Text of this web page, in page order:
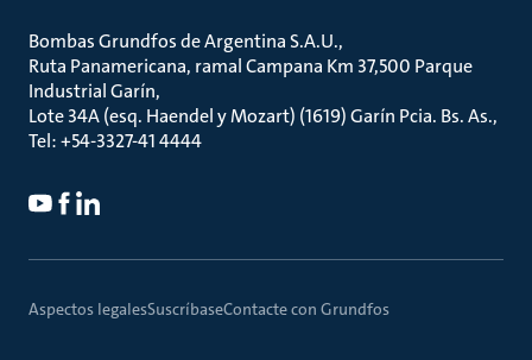
Bombas Grundfos de Argentina S.A.U.
Ruta Panamericana, ramal Campana Km 37,500 Parque
Industrial Garín
Lote 34A (esq. Haendel y Mozart) (1619) Garín Pcia. Bs. As.
Tel: +54-3327-41 4444
Aspectos legalesSuscríbaseContacte con Grundfos